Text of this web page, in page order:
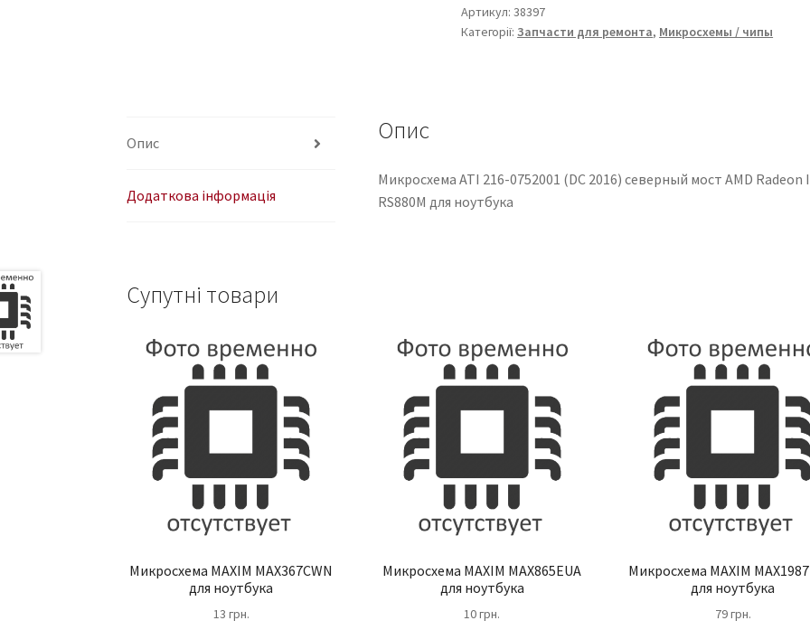
(DC
2016)
ноутбука
Артикул:38397
Категорії:Запчасти для ремонта, Микросхемы / чипы
Опис
Додаткова інформація
Опис
Микросхема ATI 216-0752001 (DC 2016) северный мост AMD Radeon
RS880M для ноутбука
Супутні товари
Микросхема MAXIM MAX367CWN
для ноутбука
13 грн.
Микросхема MAXIM MAX865EUA
для ноутбука
10грн.
Микросхема MAXIM
для ноутбука
79грн.